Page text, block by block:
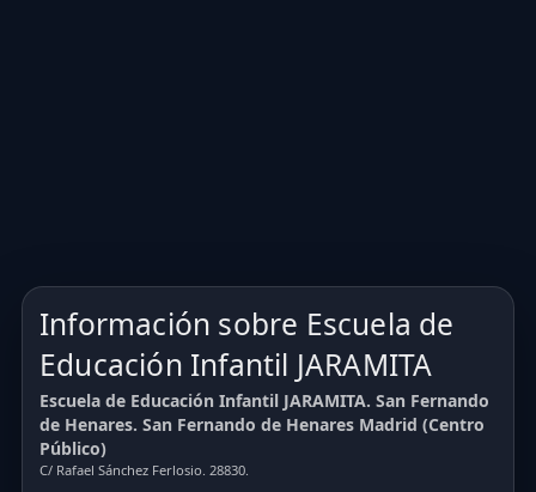
Información sobre Escuela de
Educación Infantil JARAMITA
Escuela de Educación Infantil JARAMITA. San Fernando
de Henares. San Fernando de Henares Madrid (Centro
Público)
C/ Rafael Sánchez Ferlosio. 28830.